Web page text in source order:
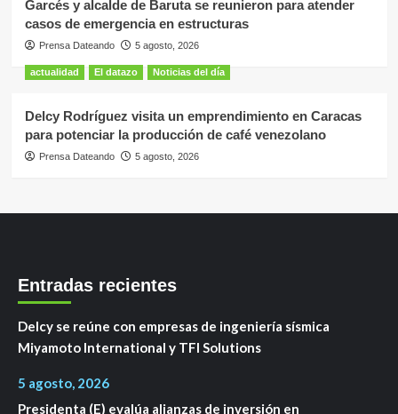
Garcés y alcalde de Baruta se reunieron para atender
casos de emergencia en estructuras
Prensa Dateando 5 agosto, 2026
actualidad El datazo Noticias del día
Delcy Rodríguez visita un emprendimiento en Caracas
para potenciar la producción de café venezolano
Prensa Dateando 5 agosto, 2026
Entradas recientes
Delcy se reúne con empresas de ingeniería sísmica
Miyamoto International y TFI Solutions
5 agosto, 2026
Presidenta (E) evalúa alianzas de inversión en